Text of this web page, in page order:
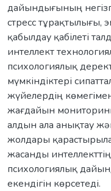
дайындығының
стресс тұрақтылығы,
қабылдау қабілеті
интеллект
психологиялық
мүмкіндіктері
жүйелердің
жағдайын
алдын ала анықтау
жолдары
жасанды
психологиялық
екендігін көрсетеді.